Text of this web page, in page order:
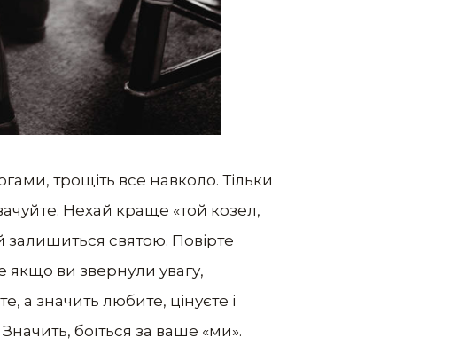
трощіть все навколо. Тільки
Нехай краще «той козел,
святою. Повірте
якщо ви звернули увагу,
а значить любите, цінуєте і
боїться за ваше «ми».